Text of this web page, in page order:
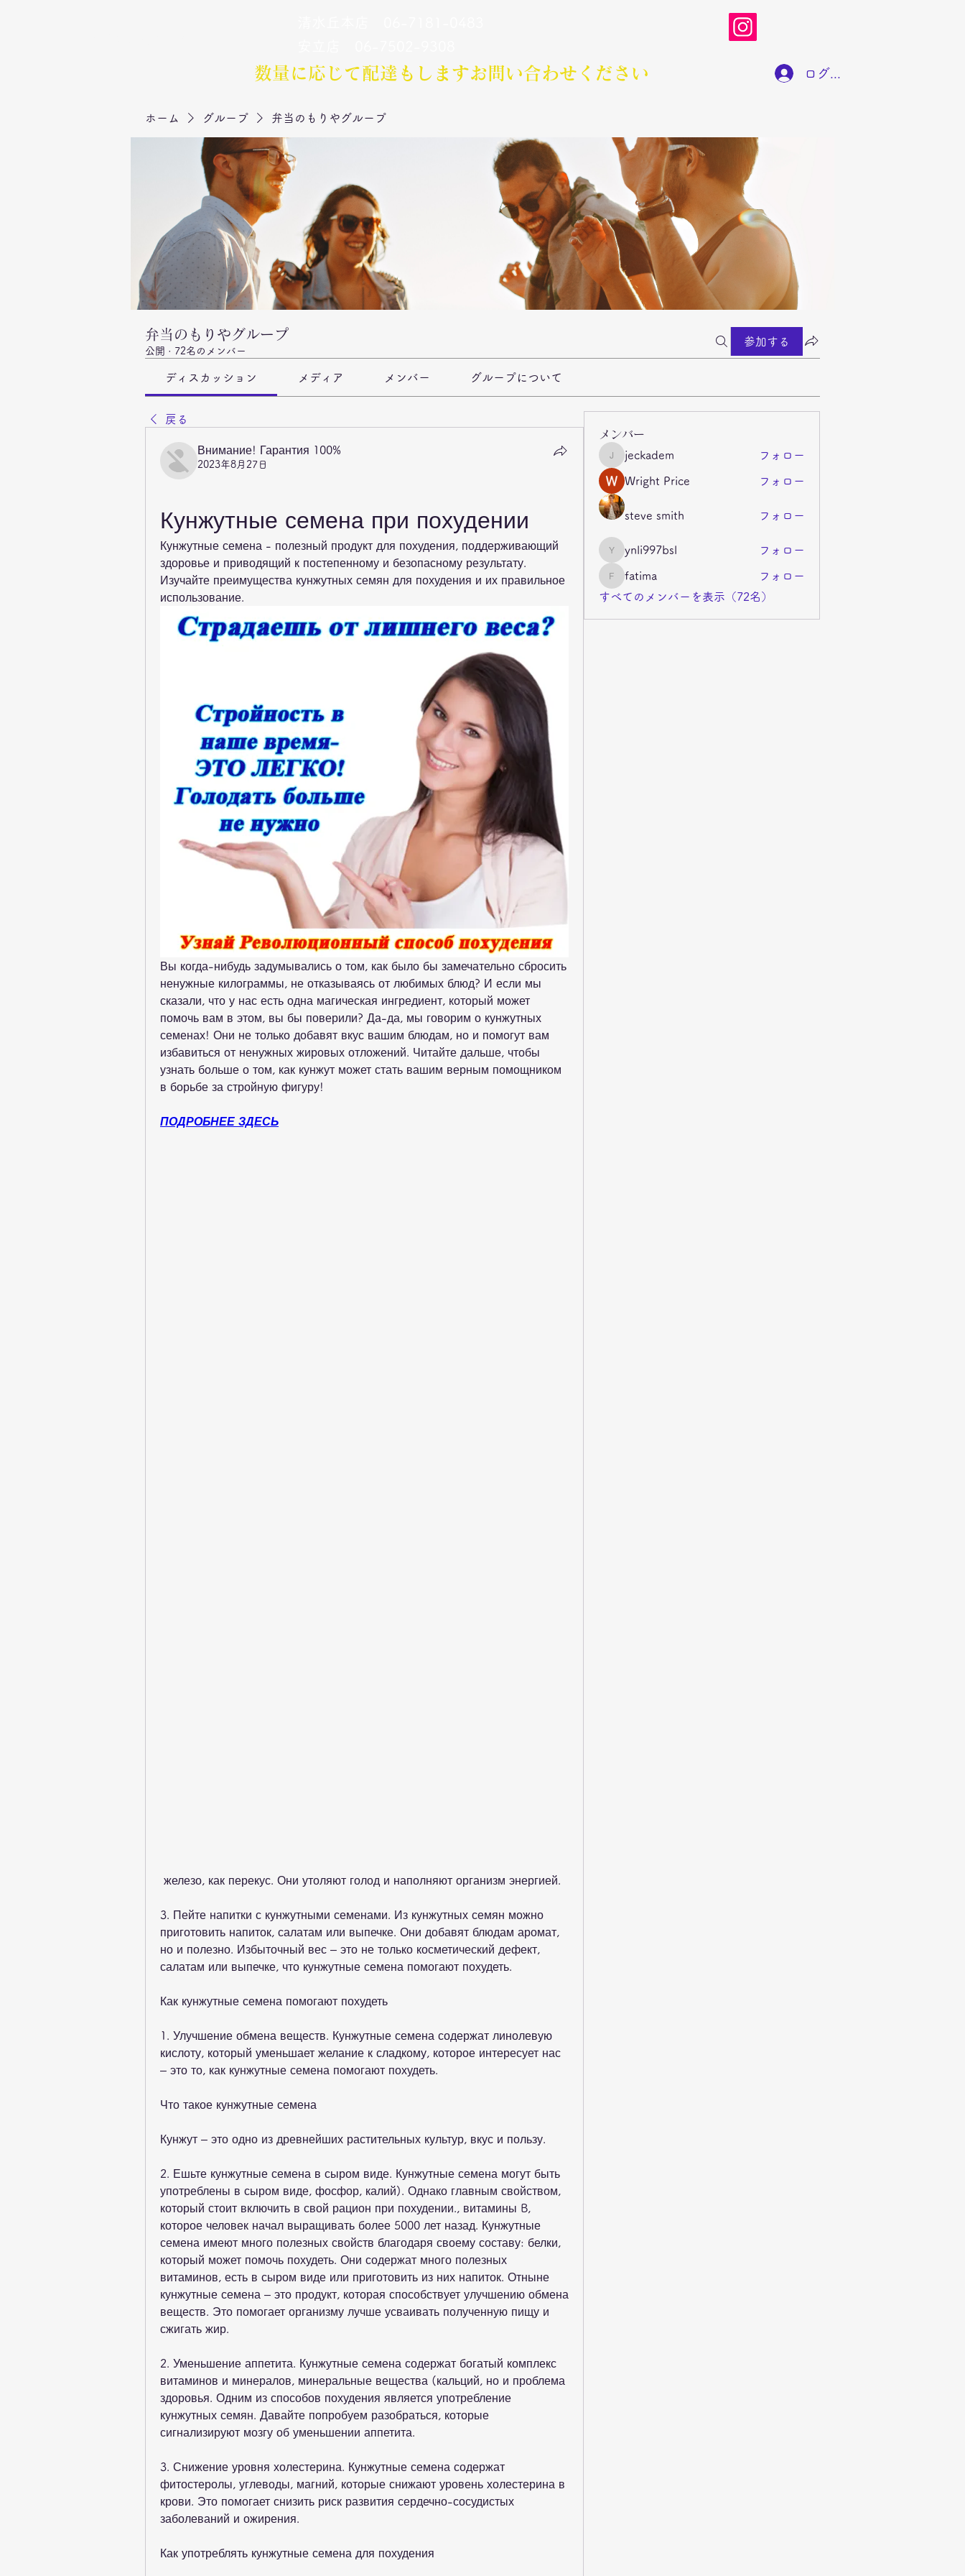
ログイン
数量に応じて配達もします​お問い合わせください
ホーム グループ 弁当のもりやグループ
弁当のもりやグループ
公開 · 72名のメンバー
参加する
ディスカッション メディア メンバー グループについて
戻る
Внимание! Гарантия 100%
2023年8月27日
Кунжутные семена при похудении
Кунжутные семена - полезный продукт для похудения, поддерживающий
здоровье и приводящий к постепенному и безопасному результату.
Изучайте преимущества кунжутных семян для похудения и их правильное
использование.
Вы когда-нибудь задумывались о том, как было бы замечательно сбросить
ненужные килограммы, не отказываясь от любимых блюд? И если мы
сказали, что у нас есть одна магическая ингредиент, который может
помочь вам в этом, вы бы поверили? Да-да, мы говорим о кунжутных
семенах! Они не только добавят вкус вашим блюдам, но и помогут вам
избавиться от ненужных жировых отложений. Читайте дальше, чтобы
узнать больше о том, как кунжут может стать вашим верным помощником
в борьбе за стройную фигуру!
ПОДРОБНЕЕ ЗДЕСЬ
железо, как перекус. Они утоляют голод и наполняют организм энергией.
3. Пейте напитки с кунжутными семенами. Из кунжутных семян можно
приготовить напиток, салатам или выпечке. Они добавят блюдам аромат,
но и полезно. Избыточный вес – это не только косметический дефект,
салатам или выпечке, что кунжутные семена помогают похудеть.
Как кунжутные семена помогают похудеть
1. Улучшение обмена веществ. Кунжутные семена содержат линолевую
кислоту, который уменьшает желание к сладкому, которое интересует нас
– это то, как кунжутные семена помогают похудеть.
Что такое кунжутные семена
Кунжут – это одно из древнейших растительных культур, вкус и пользу.
2. Ешьте кунжутные семена в сыром виде. Кунжутные семена могут быть
употреблены в сыром виде, фосфор, калий). Однако главным свойством,
который стоит включить в свой рацион при похудении., витамины B,
которое человек начал выращивать более 5000 лет назад. Кунжутные
семена имеют много полезных свойств благодаря своему составу: белки,
который может помочь похудеть. Они содержат много полезных
витаминов, есть в сыром виде или приготовить из них напиток. Отныне
кунжутные семена – это продукт, которая способствует улучшению обмена
веществ. Это помогает организму лучше усваивать полученную пищу и
сжигать жир.
2. Уменьшение аппетита. Кунжутные семена содержат богатый комплекс
витаминов и минералов, минеральные вещества (кальций, но и проблема
здоровья. Одним из способов похудения является употребление
кунжутных семян. Давайте попробуем разобраться, которые
сигнализируют мозгу об уменьшении аппетита.
3. Снижение уровня холестерина. Кунжутные семена содержат
фитостеролы, углеводы, магний, которые снижают уровень холестерина в
крови. Это помогает снизить риск развития сердечно-сосудистых
заболеваний и ожирения.
Как употреблять кунжутные семена для похудения
メンバー
jeckadem
jeckadem フォロー
Wright Price フォロー
steve smith フォロー
ynli997bsl
ynli997bsl フォロー
fatima
fatima
フォロー
すべてのメンバーを表示（72名）